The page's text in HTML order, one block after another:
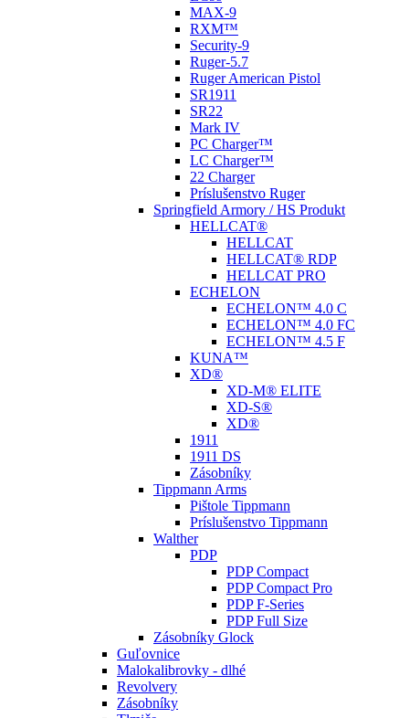
MAX-9
RXM™
Security-9
Ruger-5.7
Ruger American Pistol
SR1911
SR22
Mark IV
PC Charger™
LC Charger™
22 Charger
Príslušenstvo Ruger
Springfield Armory / HS Produkt
HELLCAT®
HELLCAT
HELLCAT® RDP
HELLCAT PRO
ECHELON
ECHELON™ 4.0 C
ECHELON™ 4.0 FC
ECHELON™ 4.5 F
KUNA™
XD®
XD-M® ELITE
XD-S®
XD®
1911
1911 DS
Zásobníky
Tippmann Arms
Pištole Tippmann
Príslušenstvo Tippmann
Walther
PDP
PDP Compact
PDP Compact Pro
PDP F-Series
PDP Full Size
Zásobníky Glock
Guľovnice
Malokalibrovky - dlhé
Revolvery
Zásobníky